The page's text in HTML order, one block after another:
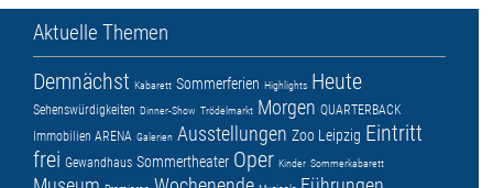
Aktuelle Themen
Demnächst Kabarett Sommerferien Highlights Heute
Sehenswürdigkeiten Dinner-Show Trödelmarkt Morgen QUARTERBACK
Immobilien ARENA Galerien Ausstellungen Zoo Leipzig Eintritt
frei Gewandhaus Sommertheater Oper Kinder Sommerkabarett